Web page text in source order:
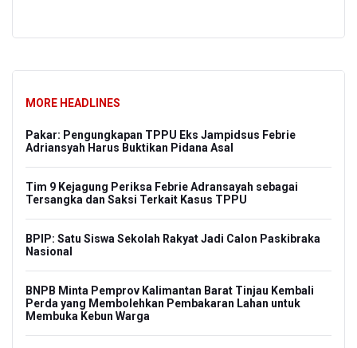
MORE HEADLINES
Pakar: Pengungkapan TPPU Eks Jampidsus Febrie
Adriansyah Harus Buktikan Pidana Asal
Tim 9 Kejagung Periksa Febrie Adransayah sebagai
Tersangka dan Saksi Terkait Kasus TPPU
BPIP: Satu Siswa Sekolah Rakyat Jadi Calon Paskibraka
Nasional
BNPB Minta Pemprov Kalimantan Barat Tinjau Kembali
Perda yang Membolehkan Pembakaran Lahan untuk
Membuka Kebun Warga